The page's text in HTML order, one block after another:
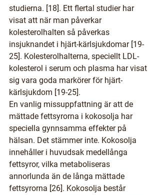
studierna. [18]. Ett flertal studier har
visat att när man påverkar
kolesterolhalten så påverkas
insjuknandet i hjärt-kärlsjukdomar [19-
25]. Kolesterolhalterna, speciellt LDL-
kolesterol i serum och plasma har visat
sig vara goda markörer för hjärt-
kärlsjukdom [19-25].
En vanlig missuppfattning är att de
mättade fettsyrorna i kokosolja har
speciella gynnsamma effekter på
hälsan. Det stämmer inte. Kokosolja
innehåller i huvudsak medellånga
fettsyror, vilka metaboliseras
annorlunda än de långa mättade
fettsyrorna [26]. Kokosolja består